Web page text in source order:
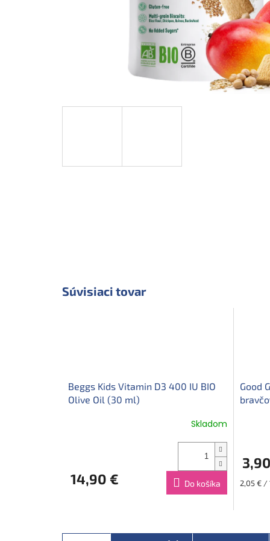
Súvisiaci tovar
Beggs Kids Vitamin D3 400 IU BIO
Olive Oil (30 ml)
Skladom
14,90 € Do košíka
Good
2,05 € /